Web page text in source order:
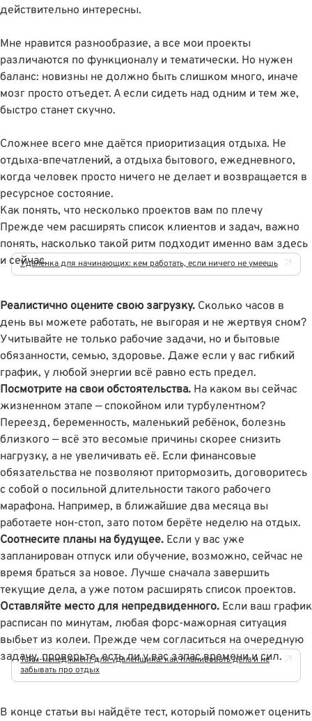
действительно интересны.
Мне нравится разнообразие, а все мои проекты
различаются по функционалу и тематически. Но нужен
баланс: новизны не должно быть слишком много, иначе
мозг просто отъедет. А если сидеть над одним и тем же,
быстро станет скучно.
Сложнее всего мне даётся приоритизация отдыха. Не
отдыха-впечатлений, а отдыха бытового, ежедневного,
когда человек просто ничего не делает и возвращается в
ресурсное состояние.
Как понять, что несколько проектов вам по плечу
Прежде чем расширять список клиентов и задач, важно
понять, насколько такой ритм подходит именно вам здесь
и сейчас.
Удалёнка для начинающих: кем работать, если ничего не умеешь
Реалистично оцените свою загрузку. Сколько часов в
день вы можете работать, не выгорая и не жертвуя сном?
Учитывайте не только рабочие задачи, но и бытовые
обязанности, семью, здоровье. Даже если у вас гибкий
график, у любой энергии всё равно есть предел.
Посмотрите на свои обстоятельства. На каком вы сейчас
жизненном этапе — спокойном или турбулентном?
Переезд, беременность, маленький ребёнок, болезнь
близкого — всё это весомые причины скорее снизить
нагрузку, а не увеличивать её. Если финансовые
обязательства не позволяют притормозить, договоритесь
с собой о посильной длительности такого рабочего
марафона. Например, в ближайшие два месяца вы
работаете нон-стоп, зато потом берёте неделю на отдых.
Соотнесите планы на будущее. Если у вас уже
запланирован отпуск или обучение, возможно, сейчас не
время браться за новое. Лучше сначала завершить
текущие дела, а уже потом расширять список проектов.
Оставляйте место для непредвиденного. Если ваш график
расписан по минутам, любая форс-мажорная ситуация
выбьет из колеи. Прежде чем согласиться на очередную
задачу, проверьте, есть ли у вас запас времени и сил.
Тайм-менеджмент для удалёнщика: как планировать дела и не
забывать про отдых
В конце статьи вы найдёте тест, который поможет оценить